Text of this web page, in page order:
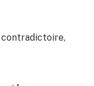
contradictoire,